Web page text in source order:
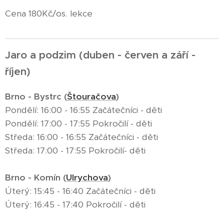
Cena 180Kč/os. lekce
Jaro a podzim (duben - červen a září -
říjen)
Brno - Bystrc (Štouračova)
Pondělí: 16:00 - 16:55 Začátečníci - děti
Pondělí: 17:00 - 17:55 Pokročilí - děti
Středa: 16:00 - 16:55 Začátečníci - děti
Středa: 17:00 - 17:55 Pokročilí- děti
Brno - Komín (Ulrychova)
Úterý: 15:45 - 16:40 Začátečníci - děti
Úterý: 16:45 - 17:40 Pokročilí - děti